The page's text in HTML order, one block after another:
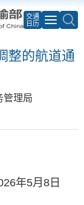
交通
日历
整的航道通
管理局
年5月8日